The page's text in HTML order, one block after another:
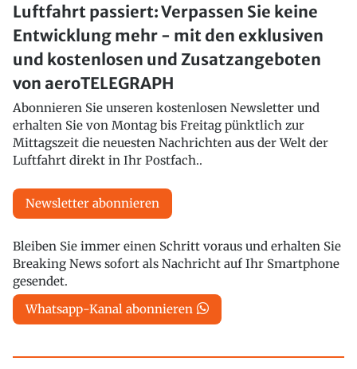
Luftfahrt passiert: Verpassen Sie keine
Entwicklung mehr - mit den exklusiven
und kostenlosen und Zusatzangeboten
von aeroTELEGRAPH
Abonnieren Sie unseren kostenlosen Newsletter und
erhalten Sie von Montag bis Freitag pünktlich zur
Mittagszeit die neuesten Nachrichten aus der Welt der
Luftfahrt direkt in Ihr Postfach..
Newsletter abonnieren
Bleiben Sie immer einen Schritt voraus und erhalten Sie
Breaking News sofort als Nachricht auf Ihr Smartphone
gesendet.
Whatsapp-Kanal abonnieren